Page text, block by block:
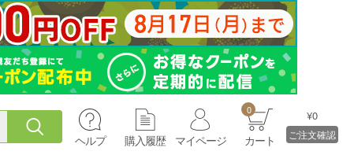
ヘルプ 購入履歴 マイページ
0
カート
¥0
ご注文確認